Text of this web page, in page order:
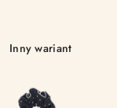
Wariant
Inny wariant